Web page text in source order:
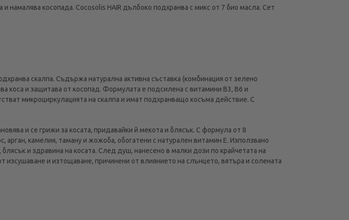
намалява косопада. Cocosolis HAIR дълбоко подхранва с микс от 7 био масла. Сет
скалпа. Съдържа натурална активна съставка (комбинация от зелено
коса и защитава от косопад. Формулата е подсилена с витамини B3, B6 и
микроциркулацията на скалпа и имат подхранващо косъма действие. С
и се грижи за косата, придавайки й мекота и блясък. С формула от 8
арган, камелия, таману и жожоба, обогатени с натурален витамин Е. Използвано
и здравина на косата. След душ, нанесено в малки дози по крайчетата на
и изтощаване, причинени от влиянието на слънцето, вятъра и солената